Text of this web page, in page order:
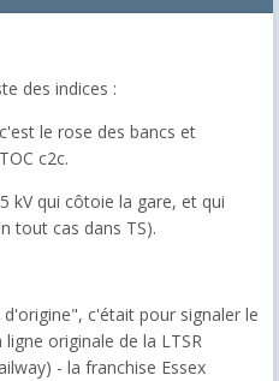
des indices :
le rose des bancs et
c2c.
kV qui côtoie la gare, et qui
tout cas dans TS).
c'était pour signaler le
originale de la LTSR
- la franchise Essex